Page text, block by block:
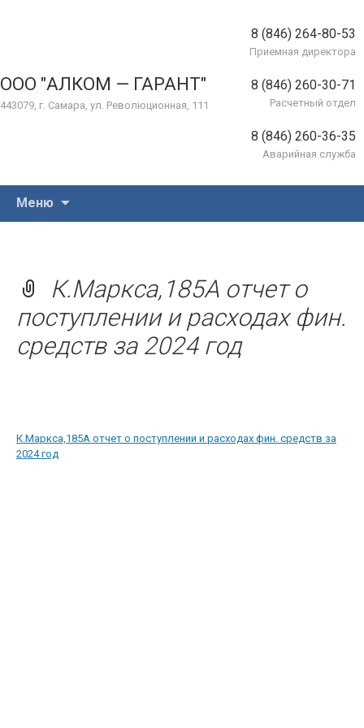
ООО "АЛКОМ — ГАРАНТ"
443079, г. Самара, ул. Революционная, 111
8 (846) 264-80-53
Приемная директора
8 (846) 260-30-71
Расчетный отдел
8 (846) 260-36-35
Аварийная служба
Меню
К.Маркса,185А отчет о
поступлении и расходах фин.
средств за 2024 год
К.Маркса,185А отчет о поступлении и расходах фин. средств за
2024 год